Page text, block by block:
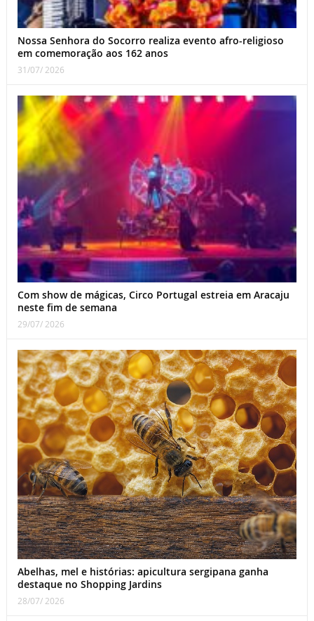
Nossa Senhora do Socorro realiza evento afro-religioso
em comemoração aos 162 anos
31/07/ 2026
Com show de mágicas, Circo Portugal estreia em Aracaju
neste fim de semana
29/07/ 2026
Abelhas, mel e histórias: apicultura sergipana ganha
destaque no Shopping Jardins
28/07/ 2026